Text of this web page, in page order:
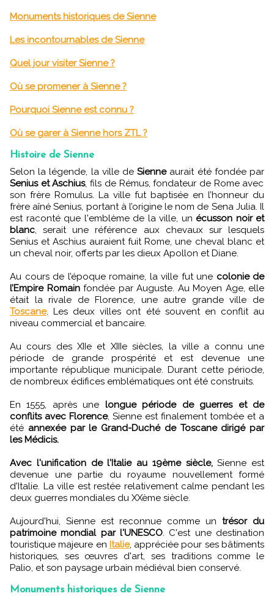
Monuments historiques de Sienne
Les incontournables de Sienne
Quel jour visiter Sienne ?
Où se promener à Sienne ?
Pourquoi Sienne est connu ?
Où se garer à Sienne hors ZTL ?
Histoire de Sienne
Selon la légende, la ville deSienne aurait été fondée par
Senius et Aschius, fils de Rémus, fondateur de Rome avec
son frère Romulus. La ville fut baptisée en l’honneur du
frère aîné Senius, portant à l’origine le nom de Sena Julia. Il
est raconté que l'emblème de la ville, un écusson noir et
blanc, serait une référence aux chevaux sur lesquels
Senius et Aschius auraient fuit Rome, une cheval blanc et
un cheval noir, offerts par les dieux Apollon et Diane.
Au cours de l’époque romaine, la ville fut une colonie de
l’Empire Romainfondée par Auguste. Au Moyen Age, elle
était la rivale de Florence, une autre grande ville de
Toscane. Les deux villes ont été souvent en conflit au
niveau commercial et bancaire.
Au cours des XIIe et XIIIe siècles, la ville a connu une
période de grande prospérité et est devenue une
importante république municipale. Durant cette période,
de nombreux édifices emblématiques ont été construits.
En 1555, après une longue période de guerres et de
conflits avec Florence, Sienne est finalement tombée et a
été annexée par le Grand-Duché de Toscane dirigé par
les Médicis.
Avec l'unification de l'Italie au 19ème siècle,Sienne est
devenue une partie du royaume nouvellement formé
d'Italie. La ville est restée relativement calme pendant les
deux guerres mondiales du XXème siècle.
Aujourd'hui, Sienne est reconnue comme un trésor du
patrimoine mondial par l'UNESCO. C'est une destination
touristique majeure en Italie, appréciée pour ses bâtiments
historiques, ses œuvres d'art, ses traditions comme le
Palio, et son paysage urbain médiéval bien conservé.
Monuments historiques de Sienne